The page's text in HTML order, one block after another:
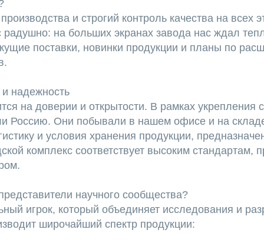
и строгий контроль качества на всех
радушно: на больших экранах завода нас ждал
поставки, новинки продукции и планы по
надежность
на доверии и открытости. В рамках укрепления
Россию. Они побывали в нашем офисе и на
и условия хранения продукции,
комплекс соответствует высоким стандартам,
научного сообщества?
игрок, который объединяет исследования и
широчайший спектр продукции: